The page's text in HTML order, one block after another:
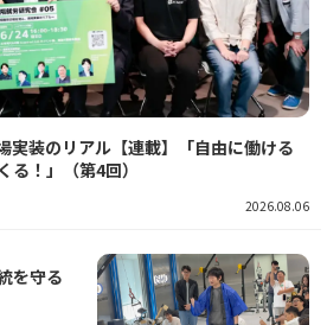
実装のリアル【連載】「自由に働ける
る！」（第4回）
2026.08.06
を守る